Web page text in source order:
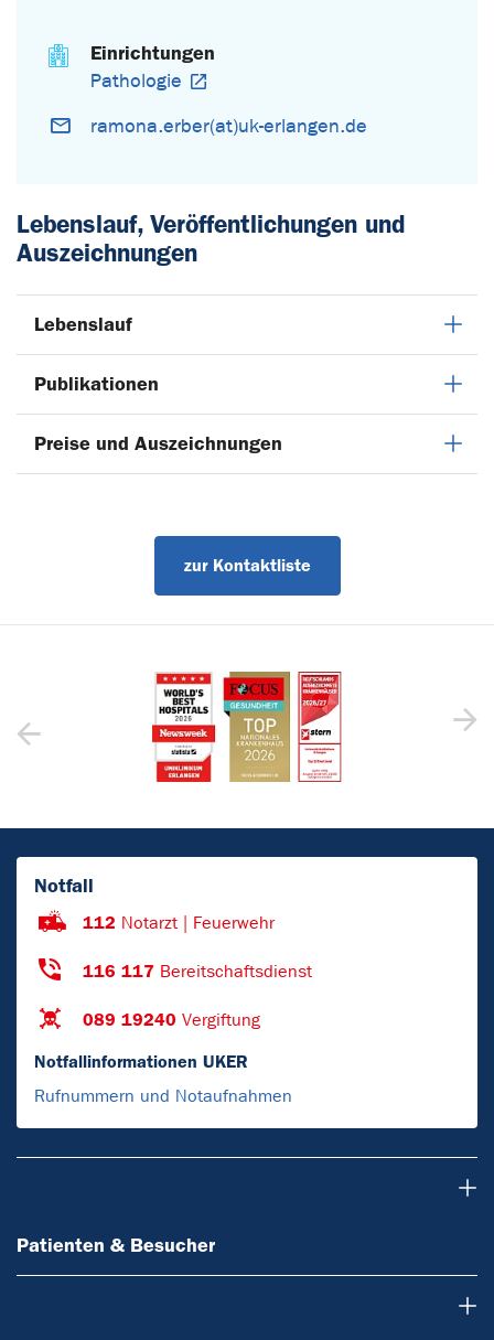
Einrichtungen
Pathologie
ramona.erber(at)uk-erlangen.de
Lebenslauf, Veröffentlichungen und
Auszeichnungen
Lebenslauf
Publikationen
Preise und Auszeichnungen
zur Kontaktliste
Notfall
112 Notarzt | Feuerwehr
116 117 Bereitschaftsdienst
089 19240 Vergiftung
Notfallinformationen UKER
Rufnummern und Notaufnahmen
Patienten & Besucher